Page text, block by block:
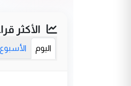
الأكثر
اليوم الأسبوع